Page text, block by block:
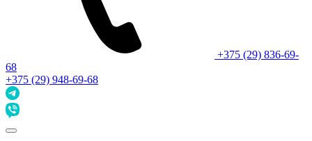
+375 (29) 836-69-
68
+375 (29) 948-69-68